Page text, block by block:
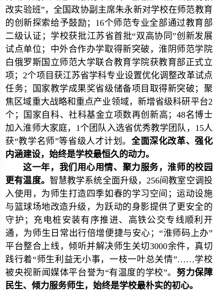
改实验班”，全国政协副主席朱永新对学校在师范教育
的创新探索给予鼓励；16个师范专业全部通过教育部
二级认证；学校获批江苏省首批“双高协同”创新发展
试点单位；中外合作办学取得新突破，淮阴师范学院
白俄罗斯国立师范大学联合教育学院获教育部正式立
项；2个项目获江苏省学科专业设置优化调整改革试点
任务；国家教学成果奖省级储备项目取得新突破；聚
焦区域重大战略和重点产业领域，新增省级科研平台2
个；国家自科、社科基金立项数再创新高；48名博士
加入淮师大家庭，1个团队入选省优秀教学团队，15人
获“教学名师”等省级人才计划。全面深化改革、强化
内涵建设，始终是学校最恒久的动力。
这一年，我们用心用情、聚力服务，淮师的校园
更有温度。 智慧教学系统全面升级，256间教室空调投
入使用，为师生打造四季如春的学习空间；运动设施
与篮球场地改造升级，为跃动的身影提供了更安全的
守护；充电桩安装有序推进、高铁公交专线顺利开
通，为师生日常出行倍增便捷与安心；“淮师码上办”
平台整合上线，倾听并解决师生关切3000余件，真切
践行着“师生利益无小事，一枝一叶总关情”……学校
被央视新闻媒体平台誉为“有温度的学校”。努力保障
民生、倾力服务师生，始终是学校最朴实的初心。